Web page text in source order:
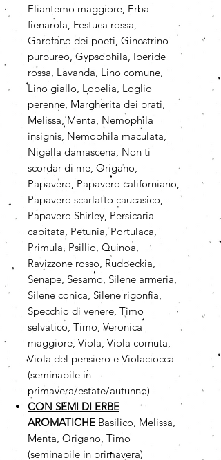
Eliantemo maggiore, Erba
fienarola, Festuca rossa,
Garofano dei poeti, Ginestrino
purpureo, Gypsophila, Iberide
rossa, Lavanda, Lino comune,
Lino giallo, Lobelia, Loglio
perenne, Margherita dei prati,
Melissa, Menta, Nemophila
insignis, Nemophila maculata,
Nigella damascena, Non ti
scordar di me, Origano,
Papavero, Papavero californiano,
Papavero scarlatto caucasico,
Papavero Shirley, Persicaria
capitata, Petunia, Portulaca,
Primula, Psillio, Quinoa,
Ravizzone rosso, Rudbeckia,
Senape, Sesamo, Silene armeria,
Silene conica, Silene rigonfia,
Specchio di venere, Timo
selvatico, Timo, Veronica
maggiore, Viola, Viola cornuta,
Viola del pensiero e Violaciocca
(seminabile in
primavera/estate/autunno)
CON SEMI DI ERBE
AROMATICHE Basilico, Melissa,
Menta, Origano, Timo
(seminabile in primavera)